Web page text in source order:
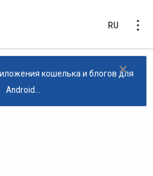
RU
×
кошелька и блогов для
Android...